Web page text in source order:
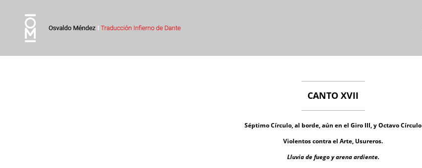
CANTO XVII
Séptimo Círculo, al borde, aún en el Giro III, y Octavo Círculo
Violentos contra el Arte, Usureros.
Lluvia de fuego y arena ardiente.